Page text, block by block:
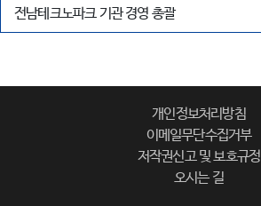
전남테크노파크 기관 경영 총괄
개인정보처리방침
이메일무단수집거부
저작권신고 및 보호규정
오시는 길